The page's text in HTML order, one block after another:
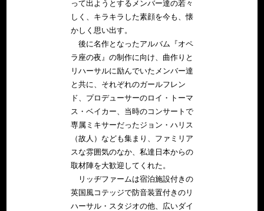
って出ようとするメンバー達の若々
しく、キラキラした素顔を今も、懐
かしく思い出す。
後に名作となったアルバム『オペ
ラ座の夜』の制作に向け、曲作りと
リハーサルに励んでいたメンバー達
と共に、それぞれのガールフレン
ド、プロデューサーのロイ・トーマ
ス・ベイカー、当時のコンサートで
専属ミキサーだったジョン・ハリス
（故人）なども集まり、ファミリア
スな雰囲気のなか、私達日本からの
取材陣を大歓迎してくれた。
リッヂファームは宿泊施設付きの
英国風コテッジで防音装置付きのリ
ハーサル・スタジオの他、広いダイ